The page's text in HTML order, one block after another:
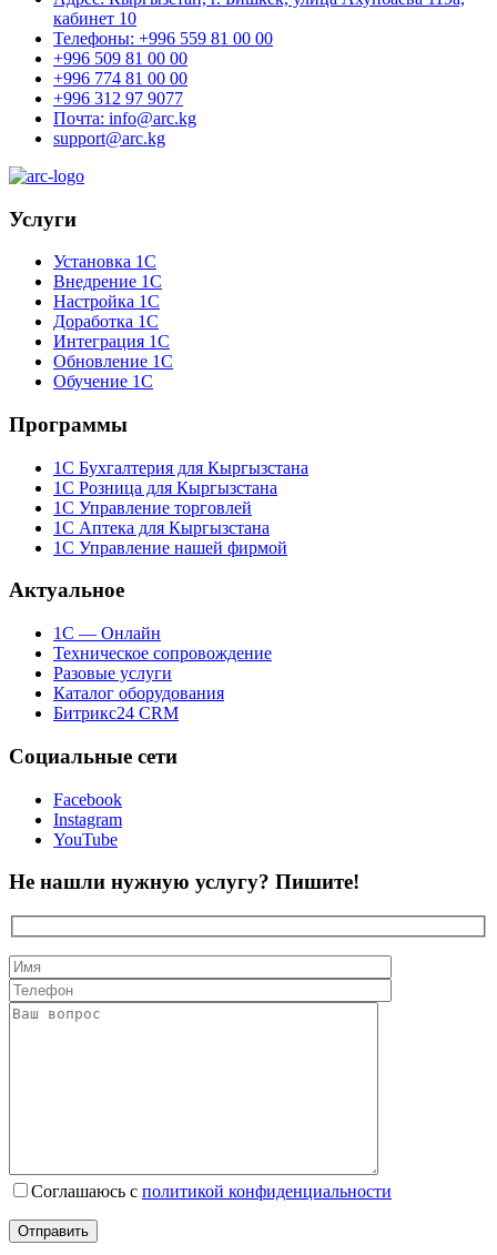
кабинет 10
Телефоны: +996 559 81 00 00
+996 509 81 00 00
+996 774 81 00 00
+996 312 97 9077
Почта: info@arc.kg
support@arc.kg
Услуги
Установка 1С
Внедрение 1С
Настройка 1С
Доработка 1С
Интеграция 1С
Обновление 1С
Обучение 1С
Программы
1С Бухгалтерия для Кыргызстана
1С Розница для Кыргызстана
1С Управление торговлей
1С Аптека для Кыргызстана
1С Управление нашей фирмой
Актуальное
1С — Онлайн
Техническое сопровождение
Разовые услуги
Каталог оборудования
Битрикс24 CRM
Социальные сети
Facebook
Instagram
YouTube
Не нашли нужную услугу? Пишите!
Соглашаюсь с политикой конфиденциальности